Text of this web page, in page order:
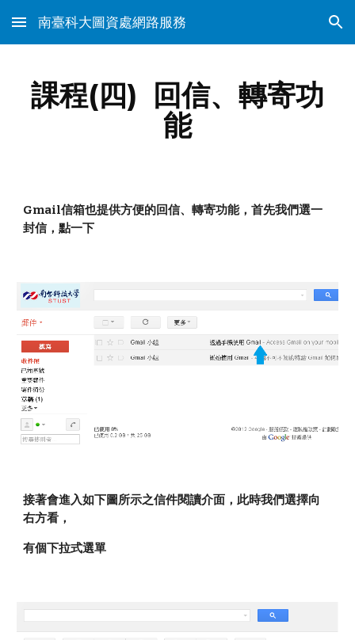
Skip to main content Skip to navigation
南臺科大圖資處網路服務
課程(四)  回信、轉寄功
能
Gmail信箱也提供方便的回信、轉寄功能，首先我們選一
封信，點一下
接著會進入如下圖所示之信件閱讀介面，此時我們選擇向
右方看，
有個下拉式選單